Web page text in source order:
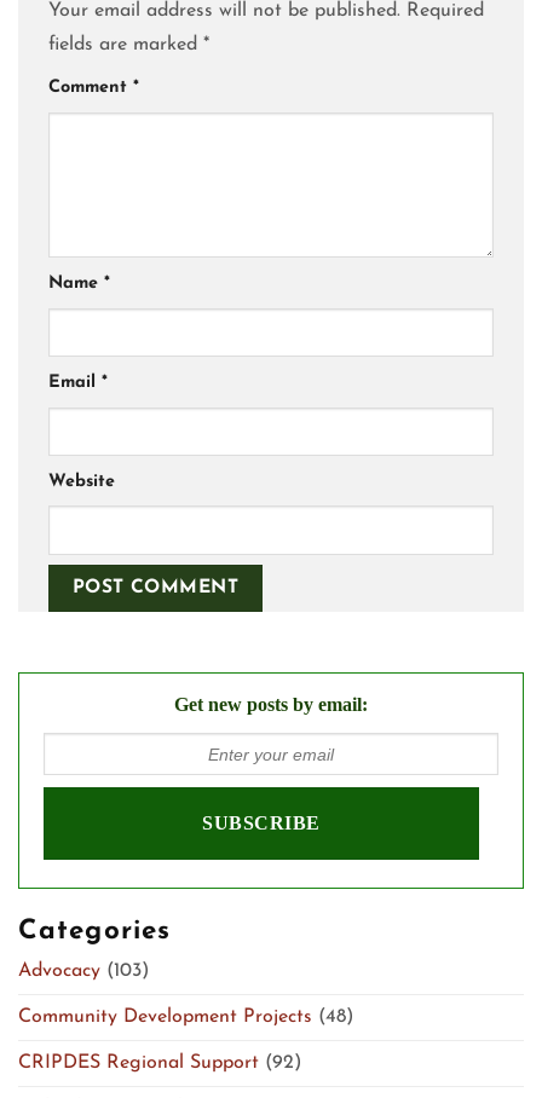
Your email address will not be published. Required
fields are marked *
Comment *
Name *
Email *
Website
Get new posts by email:
Categories
Advocacy (103)
Community Development Projects (48)
CRIPDES Regional Support (92)